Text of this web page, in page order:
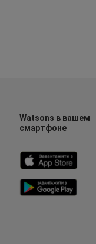
Watsons в вашем
смартфоне